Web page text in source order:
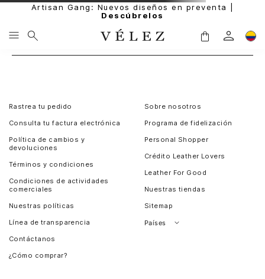
Artisan Gang: Nuevos diseños en preventa |
Descúbrelos
Rastrea tu pedido
Consulta tu factura electrónica
Política de cambios y
devoluciones
Términos y condiciones
Condiciones de actividades
comerciales
Nuestras políticas
Línea de transparencia
Contáctanos
¿Cómo comprar?
Sobre nosotros
Programa de fidelización
Personal Shopper
Crédito Leather Lovers
Leather For Good
Nuestras tiendas
Sitemap
Países